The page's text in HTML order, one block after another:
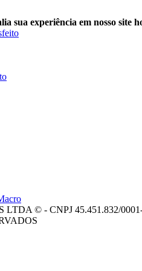
sua experiência em nosso site
© - CNPJ 45.451.832/